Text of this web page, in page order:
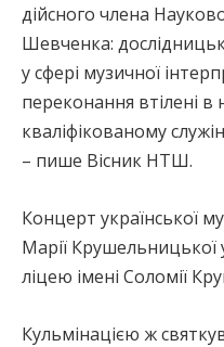
дійсного члена
Шевченка:
у сфері музичної
переконання втілені
кваліфікованому
– пише Вісник НТШ.
Концерт української
Марії Крушельницької
ліцею імені Соломії
Кульмінацією ж